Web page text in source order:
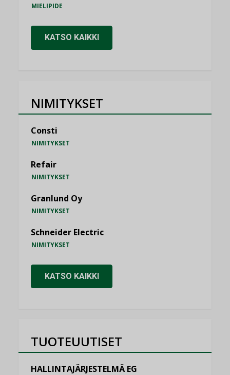
MIELIPIDE
KATSO KAIKKI
NIMITYKSET
Consti
NIMITYKSET
Refair
NIMITYKSET
Granlund Oy
NIMITYKSET
Schneider Electric
NIMITYKSET
KATSO KAIKKI
TUOTEUUTISET
HALLINTAJÄRJESTELMÄ EG